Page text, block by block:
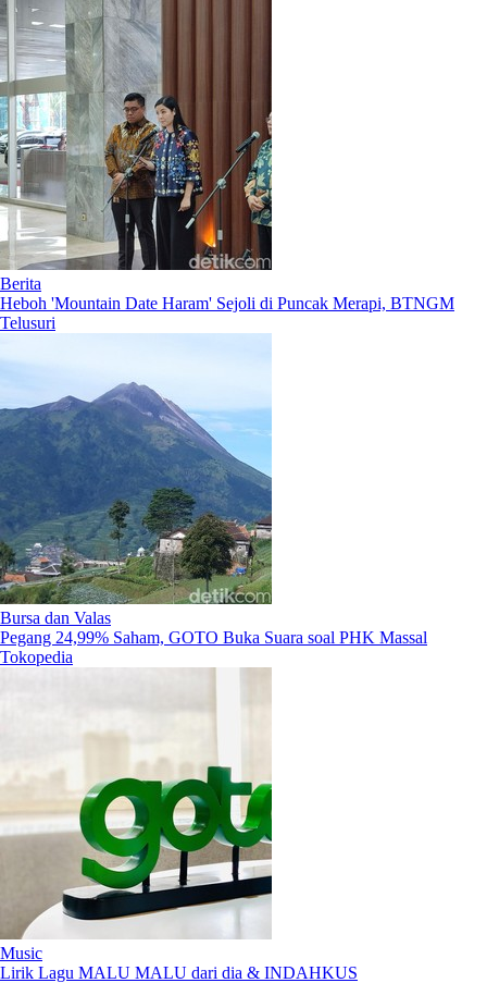
Berita
Heboh 'Mountain Date Haram' Sejoli di Puncak Merapi, BTNGM
Telusuri
Bursa dan Valas
Pegang 24,99% Saham, GOTO Buka Suara soal PHK Massal
Tokopedia
Music
Lirik Lagu MALU MALU dari dia & INDAHKUS